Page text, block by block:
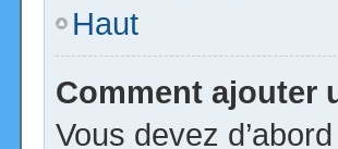
Haut
Comment ajouter
Vous devez